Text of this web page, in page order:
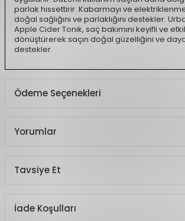
parlak hissettirir. Kabarmayı ve
doğal sağlığını ve parlaklığını destekler.
Apple Cider Tonik, saç bakımını keyifli ve
dönüştürerek saçın doğal güzelliğini ve
destekler.
Ödeme Seçenekleri
Yorumlar
Tavsiye Et
İade Koşulları